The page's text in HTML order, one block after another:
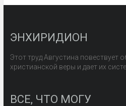
ЭНХИРИДИОН
Этот труд Августина повествует
христианской веры и дает их
ВСЕ, ЧТО МОГУ